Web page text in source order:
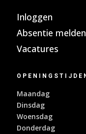
Inloggen
Absentie melden
Vacatures
Maandag
Dinsdag
Woensdag
Donderdag